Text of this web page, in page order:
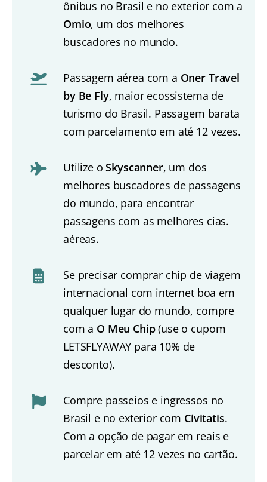
ônibus no Brasil e no exterior com a
Omio, um dos melhores
buscadores no mundo.
Passagem aérea com a Oner Travel
by Be Fly, maior ecossistema de
turismo do Brasil. Passagem barata
com parcelamento em até 12 vezes.
Utilize oSkyscanner, um dos
melhores buscadores de passagens
do mundo, para encontrar
passagens com as melhores cias.
aéreas.
Se precisar comprar chip de viagem
internacional com internet boa em
qualquer lugar do mundo, compre
com a O Meu Chip(use o cupom
LETSFLYAWAY para 10% de
desconto).
Compre passeios e ingressos no
Brasil e no exterior com Civitatis.
Com a opção de pagar em reais e
parcelar em até 12 vezes no cartão.